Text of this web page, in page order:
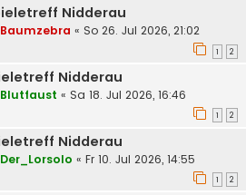
Nidderau
Baumzebra « So 26. Jul 2026, 21:02
1 2
Nidderau
Blutfaust « Sa 18. Jul 2026, 16:46
1 2
Nidderau
Der_Lorsolo « Fr 10. Jul 2026, 14:55
1 2